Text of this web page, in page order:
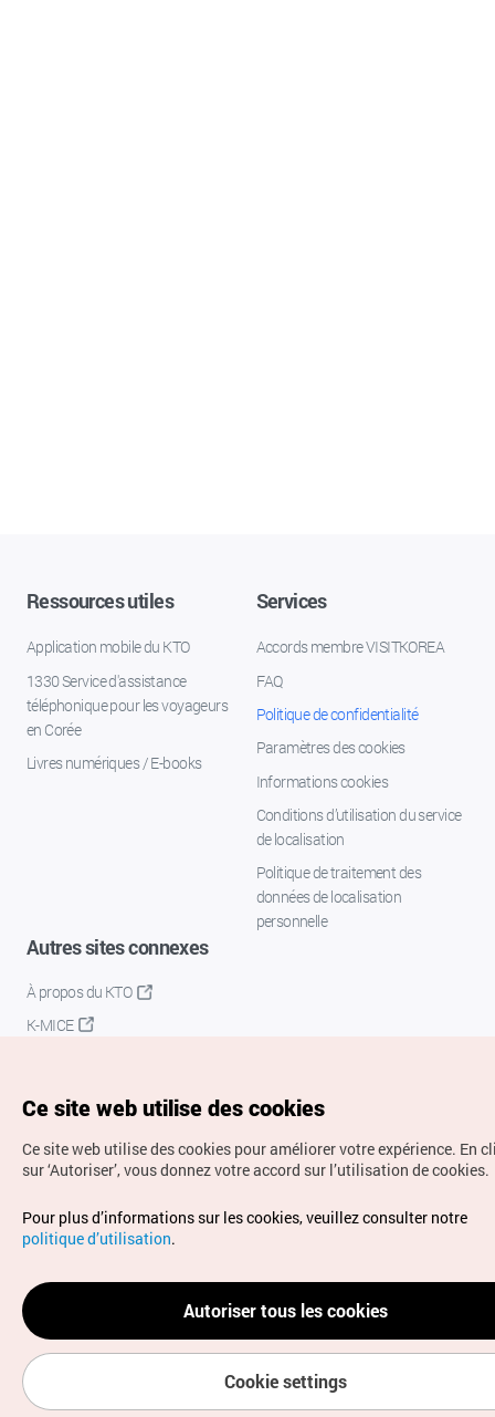
Ressources utiles
Application mobile du KTO
1330 Service d'assistance
téléphonique pour les voyageurs
en Corée
Livres numériques / E-books
Services
Accords membre VISITKOREA
FAQ
Politique de confidentialité
Paramètres des cookies
Informations cookies
Conditions d’utilisation du service
de localisation
Politique de traitement des
données de localisation
personnelle
Autres sites connexes
À propos du KTO
K-MICE
Droits d’auteur (c) Office National du Tourisme en Corée.
Tous droits réservés.
Pour les rapports d'erreurs et demandes de renseignements,
adressez vos demandes à
info.ontc@gmail.com
Ce site web utilise des cookies
Ce site web utilise des cookies pour améliorer votre expérience. En
sur ‘Autoriser’, vous donnez votre accord sur l’utilisation de cookies.
Pour plus d’informations sur les cookies, veuillez consulter notre
politique d’utilisation.
Autoriser tous les cookies
Cookie settings